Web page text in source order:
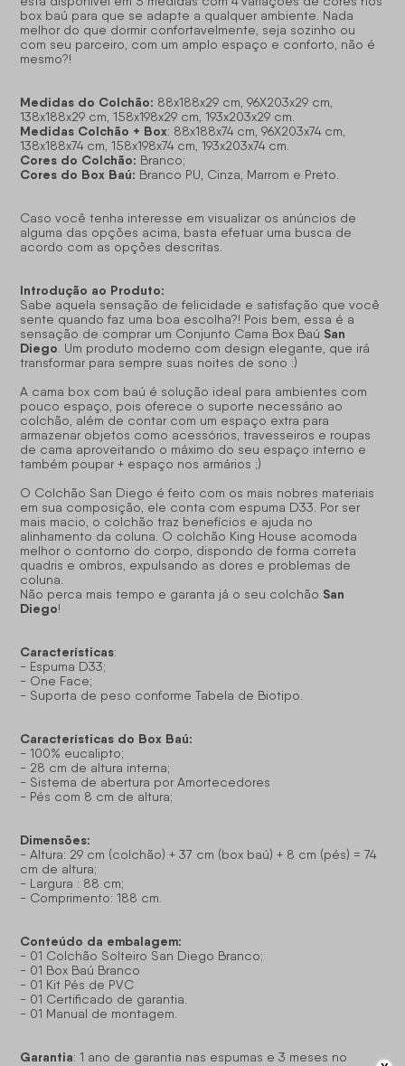
box baú para que se adapte a qualquer ambiente. Nada
melhor do que dormir confortavelmente, seja sozinho ou
com seu parceiro, com um amplo espaço e conforto, não é
mesmo?!
Medidas do Colchão: 88x188x29 cm, 96X203x29 cm,
138x188x29 cm, 158x198x29 cm, 193x203x29 cm.
Medidas Colchão + Box: 88x188x74 cm, 96X203x74 cm,
138x188x74 cm, 158x198x74 cm, 193x203x74 cm.
Cores do Colchão: Branco;
Cores do Box Baú: Branco PU, Cinza, Marrom e Preto.
Caso você tenha interesse em visualizar os anúncios de
alguma das opções acima, basta efetuar uma busca de
acordo com as opções descritas.
Introdução ao Produto:
Sabe aquela sensação de felicidade e satisfação que você
sente quando faz uma boa escolha?! Pois bem, essa é a
sensação de comprar um Conjunto Cama Box Baú San
Diego . Um produto moderno com design elegante, que irá
transformar para sempre suas noites de sono :)
A cama box com baú é solução ideal para ambientes com
pouco espaço, pois oferece o suporte necessário ao
colchão, além de contar com um espaço extra para
armazenar objetos como acessórios, travesseiros e roupas
de cama aproveitando o máximo do seu espaço interno e
também poupar + espaço nos armários ;)
O Colchão San Diego é feito com os mais nobres materiais
em sua composição, ele conta com espuma D33. Por ser
mais macio, o colchão traz benefícios e ajuda no
alinhamento da coluna. O colchão King House acomoda
melhor o contorno do corpo, dispondo de forma correta
quadris e ombros, expulsando as dores e problemas de
coluna.
Não perca mais tempo e garanta já o seu colchão San
Diego!
Características:
- Espuma D33;
- One Face;
- Suporta de peso conforme Tabela de Biotipo.
Características do Box Baú:
- 100% eucalipto;
- 28 cm de altura interna;
- Sistema de abertura por Amortecedores
- Pés com 8 cm de altura;
Dimensões:
- Altura: 29 cm (colchão) + 37 cm (box baú) + 8 cm (pés) = 74
cm de altura;
- Largura : 88 cm;
- Comprimento: 188 cm.
Conteúdo da embalagem:
- 01 Colchão Solteiro San Diego Branco;
- 01 Box Baú Branco
- 01 Kit Pés de PVC
- 01 Certificado de garantia.
- 01 Manual de montagem.
Garantia: 1 ano de garantia nas espumas e 3 meses no